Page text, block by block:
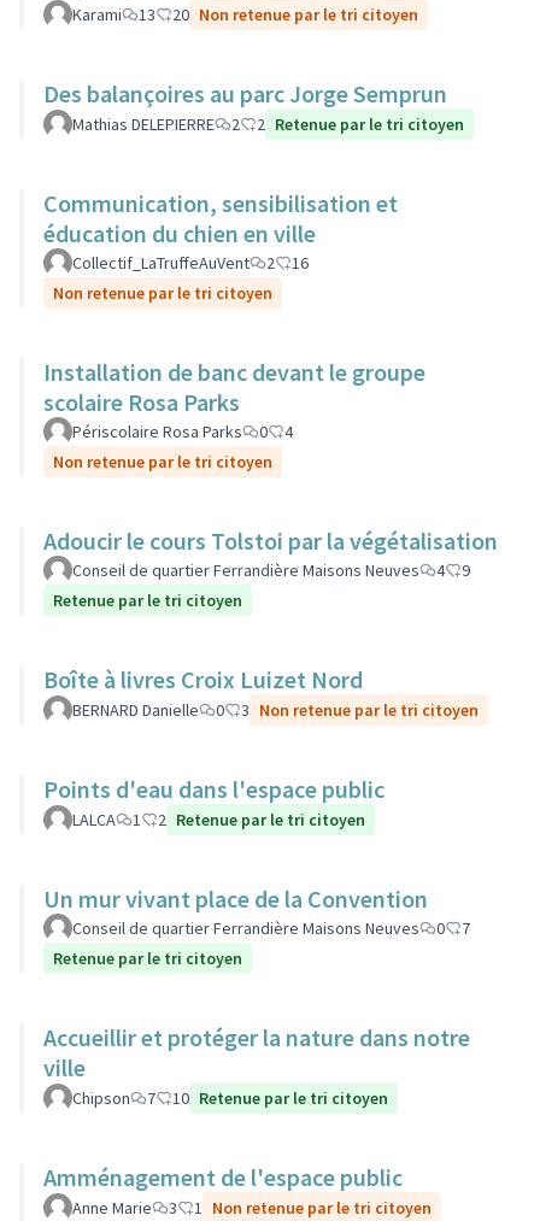
Karami 13 20 Non retenue par le tri citoyen
Des balançoires au parc Jorge Semprun
Mathias DELEPIERRE 2 2 Retenue par le tri citoyen
Communication, sensibilisation et
éducation du chien en ville
Collectif_LaTruffeAuVent 2
16
Non retenue par le tri citoyen
Installation de banc devant le groupe
scolaire Rosa Parks
Périscolaire Rosa Parks 0
4
Non retenue par le tri citoyen
Adoucir le cours Tolstoi par la végétalisation
Conseil de quartier Ferrandière Maisons Neuves 4
9
Retenue par le tri citoyen
Boîte à livres Croix Luizet Nord
BERNARD Danielle 0 3 Non retenue par le tri citoyen
Points d'eau dans l'espace public
LALCA 1 2 Retenue par le tri citoyen
Un mur vivant place de la Convention
Conseil de quartier Ferrandière Maisons Neuves 0
7
Retenue par le tri citoyen
Accueillir et protéger la nature dans notre
ville
Chipson 7 10 Retenue par le tri citoyen
Amménagement de l'espace public
Anne Marie 3 1 Non retenue par le tri citoyen